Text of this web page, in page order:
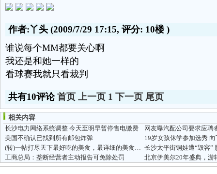
作者:丫头 (2009/7/29 17:15, 评分: 10楼)
谁说每个MM都要关心啊
我还是和她一样的
看球赛我就只看裁判
共有10评论首页 上一页 1 下一页 尾页
相关内容
长沙电力网络系统调整 今天至明早暂停售电缴费
网友曝汽配公司要求应聘
美国不确认已找到所有邮包炸弹
19岁女孩休学参加选秀
(转)一帖打尽天下最好吃的美食，最详细的美食攻略
工商总局：垄断经营者主动报告可免除处罚
北京伊美尔20年盛典，游